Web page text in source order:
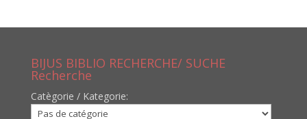
BIJUS BIBLIO RECHERCHE/ SUCHE
Recherche
Catègorie / Kategorie: